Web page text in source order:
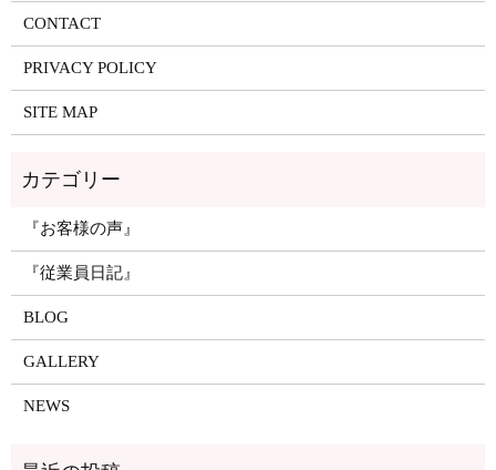
CONTACT
PRIVACY POLICY
SITE MAP
『お客様の声』
『従業員日記』
BLOG
GALLERY
NEWS